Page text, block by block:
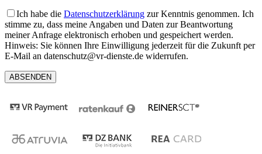
Ich habe die Datenschutzerklärung zur Kenntnis genommen. Ich
stimme zu, dass meine Angaben und Daten zur Beantwortung
meiner Anfrage elektronisch erhoben und gespeichert werden.
Hinweis: Sie können Ihre Einwilligung jederzeit für die Zukunft per
E-Mail an datenschutz@vr-dienste.de widerrufen.